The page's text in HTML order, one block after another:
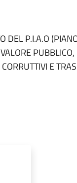
P.I.A.O
E